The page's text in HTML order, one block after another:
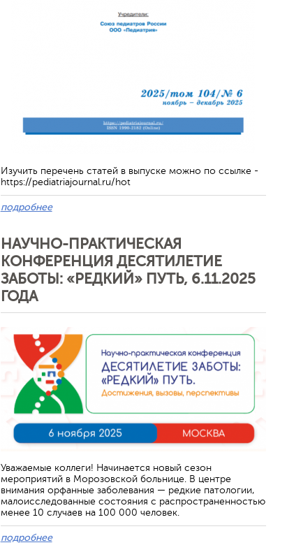
Изучить перечень статей в выпуске можно по ссылке -
https://pediatriajournal.ru/hot
подробнее
НАУЧНО-ПРАКТИЧЕСКАЯ
КОНФЕРЕНЦИЯ ДЕСЯТИЛЕТИЕ
ЗАБОТЫ: «РЕДКИЙ» ПУТЬ, 6.11.2025
ГОДА
Уважаемые коллеги! Начинается новый сезон
мероприятий в Морозовской больнице. В центре
внимания орфанные заболевания — редкие патологии,
малоисследованные состояния с распространенностью
менее 10 случаев на 100 000 человек.
подробнее
Отменить